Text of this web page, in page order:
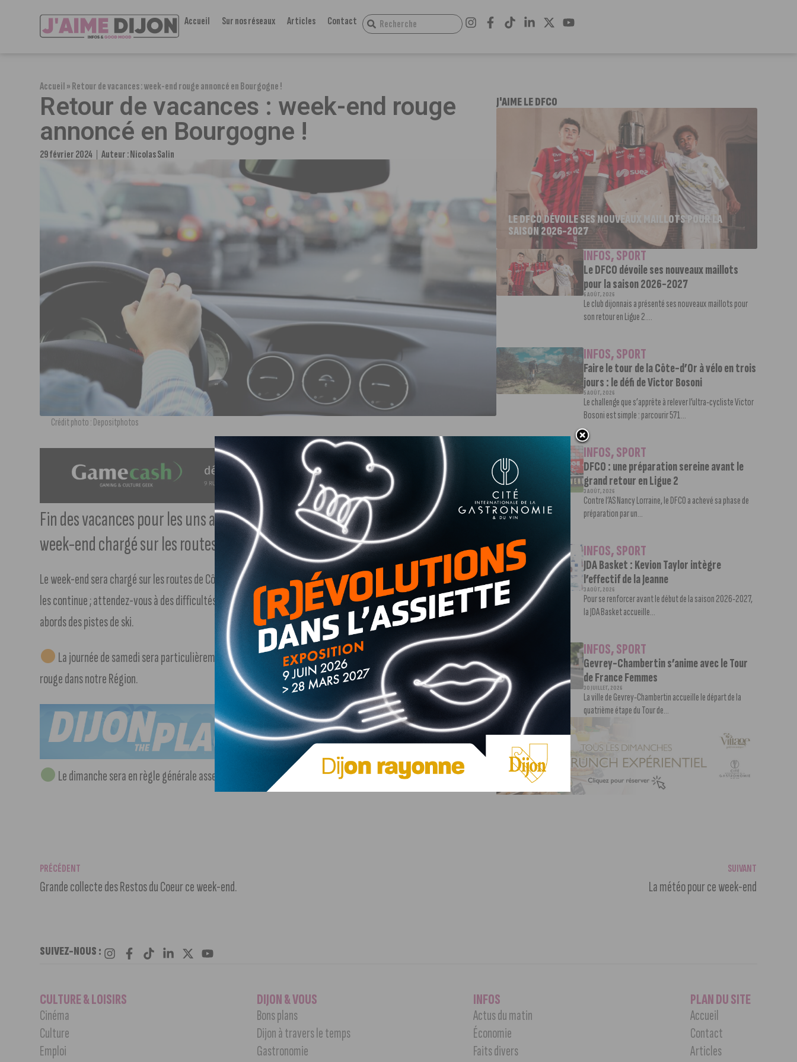
Accueil Sur nos réseaux Articles Contact
Accueil»Retour de vacances : week-end rouge annoncé en Bourgogne !
Retour de vacances : week-end rouge
annoncé en Bourgogne !
29 février 2024 Auteur :Nicolas Salin
Crédit photo : Depositphotos
Fin des vacances pour les uns alors que d’autres continuent : préparez-vous à un
week-end chargé sur les routes de Côte-d’Or.
Le week-end sera chargé sur les routes de Côte-d’Or ! Alors que la Zone A termine ses vacances dimanche, la Zone B
les continue ; attendez-vous à des difficultés de circulation dans les deux sens de circulation, en particulier aux
abords des pistes de ski.
La journée de samedi sera particulièrement difficile, avec une journée classée orange au niveau national ;
rouge dans notre Région.
Le dimanche sera en règle générale assez fluide, chargé autour de Lyon.
J'AIME LE DFCO
LE DFCO DÉVOILE SES NOUVEAUX MAILLOTS POUR LA
SAISON 2026-2027
INFOS,SPORT
Le DFCO dévoile ses nouveaux maillots
pour la saison 2026-2027
6 AOÛT, 2026
Le club dijonnais a présenté ses nouveaux maillots pour
son retour en Ligue 2....
INFOS,SPORT
Faire le tour de la Côte-d’Or à vélo en trois
jours : le défi de Victor Bosoni
5 AOÛT, 2026
Le challenge que s’apprête à relever l’ultra-cycliste Victor
Bosoni est simple : parcourir 571...
INFOS,SPORT
DFCO : une préparation sereine avant le
grand retour en Ligue 2
3 AOÛT, 2026
Contre l’AS Nancy Lorraine, le DFCO a achevé sa phase de
préparation par un...
INFOS,SPORT
JDA Basket : Kevion Taylor intègre
l’effectif de la Jeanne
3 AOÛT, 2026
Pour se renforcer avant le début de la saison 2026-2027,
la JDA Basket accueille...
INFOS,SPORT
Gevrey-Chambertin s’anime avec le Tour
de France Femmes
30 JUILLET, 2026
La ville de Gevrey-Chambertin accueille le départ de la
quatrième étape du Tour de...
PRÉCÉDENT
Grande collecte des Restos du Coeur ce week-end.
SUIVANT
La météo pour ce week-end
SUIVEZ-NOUS :
CULTURE & LOISIRS
Cinéma
Culture
Emploi
DIJON & VOUS
Bons plans
Dijon à travers le temps
Gastronomie
INFOS
Actus du matin
Économie
Faits divers
PLAN DU SITE
Accueil
Contact
Articles